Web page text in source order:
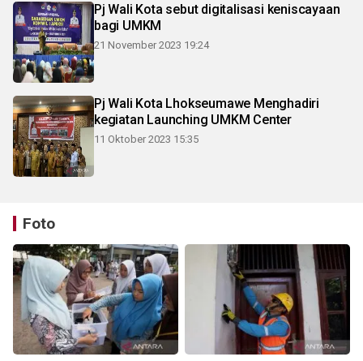
Pj Wali Kota sebut digitalisasi keniscayaan
bagi UMKM
21 November 2023 19:24
Pj Wali Kota Lhokseumawe Menghadiri
kegiatan Launching UMKM Center
11 Oktober 2023 15:35
Foto